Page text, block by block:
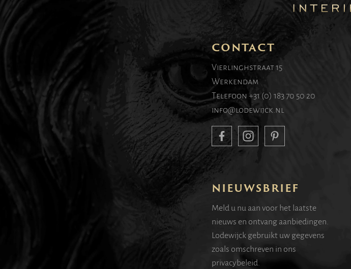
CONTACT
Vierlinghstraat 15
Werkendam
Telefoon +31 (0) 183 70 50 20
info@lodewijck.nl
NIEUWSBRIEF
Meld u nu aan voor het laatste
nieuws en ontvang aanbiedingen.
Lodewijck gebruikt uw gegevens
zoals omschreven in ons
privacybeleid.